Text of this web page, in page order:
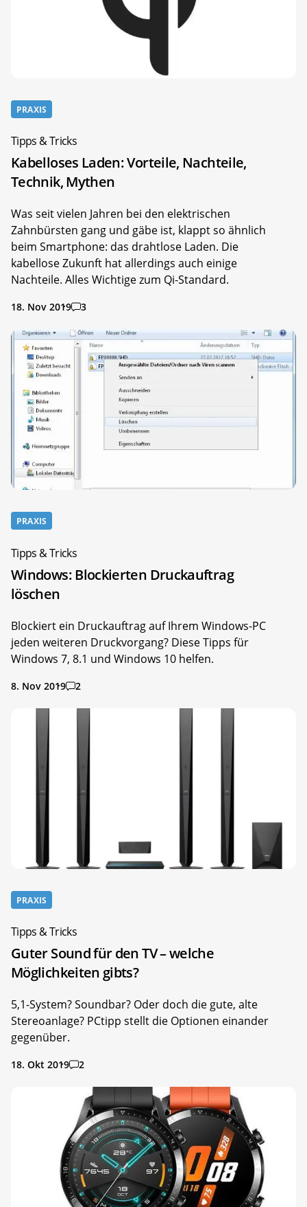
PRAXIS
Tipps & Tricks
Kabelloses Laden: Vorteile, Nachteile,
Technik, Mythen
Was seit vielen Jahren bei den elektrischen
Zahnbürsten gang und gäbe ist, klappt so ähnlich
beim Smartphone: das drahtlose Laden. Die
kabellose Zukunft hat allerdings auch einige
Nachteile. Alles Wichtige zum Qi-Standard.
18. Nov 2019 3
PRAXIS
Tipps & Tricks
Windows: Blockierten Druckauftrag
löschen
Blockiert ein Druckauftrag auf Ihrem Windows-PC
jeden weiteren Druckvorgang? Diese Tipps für
Windows 7, 8.1 und Windows 10 helfen.
8. Nov 2019 2
PRAXIS
Tipps & Tricks
Guter Sound für den TV – welche
Möglichkeiten gibts?
5,1-System? Soundbar? Oder doch die gute, alte
Stereoanlage? PCtipp stellt die Optionen einander
gegenüber.
18. Okt 2019 2